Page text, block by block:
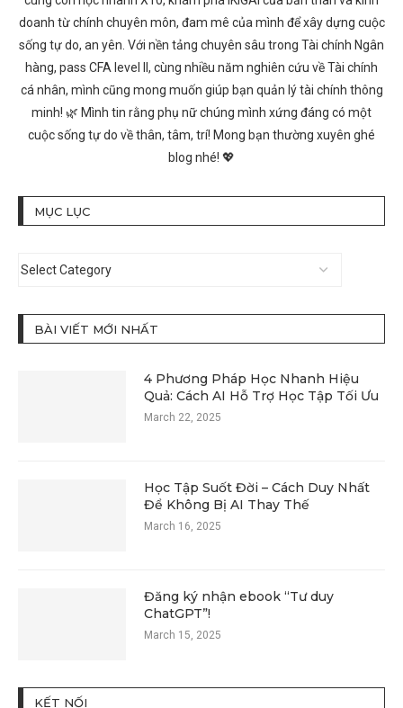
doanh từ chính chuyên môn, đam mê của mình để xây dựng cuộc
sống tự do, an yên. Với nền tảng chuyên sâu trong Tài chính Ngân
hàng, pass CFA level II, cùng nhiều năm nghiên cứu về Tài chính
cá nhân, mình cũng mong muốn giúp bạn quản lý tài chính thông
minh! 🌿 Mình tin rằng phụ nữ chúng mình xứng đáng có một
cuộc sống tự do về thân, tâm, trí! Mong bạn thường xuyên ghé
blog nhé! 💖
MỤC LỤC
BÀI VIẾT MỚI NHẤT
4 Phương Pháp Học Nhanh Hiệu
Quả: Cách AI Hỗ Trợ Học Tập Tối Ưu
March 22, 2025
Học Tập Suốt Đời – Cách Duy Nhất
Để Không Bị AI Thay Thế
March 16, 2025
Đăng ký nhận ebook “Tư duy
ChatGPT”!
March 15, 2025
KẾT NỐI